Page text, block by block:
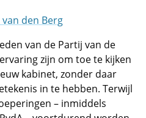
van den Berg
van de Partij van de
zijn om toe te kijken
kabinet, zonder daar
in te hebben. Terwijl
– inmiddels